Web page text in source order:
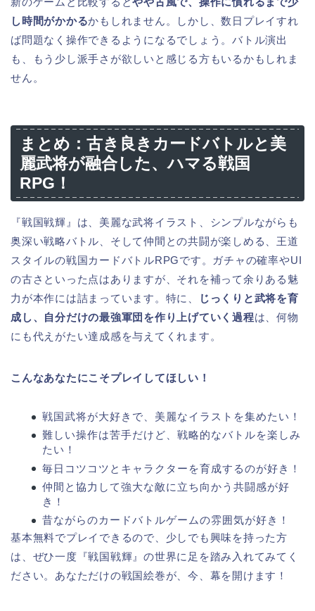
し時間がかかるかもしれません。しかし、数日プレイすれ
ば問題なく操作できるようになるでしょう。バトル演出
も、もう少し派手さが欲しいと感じる方もいるかもしれま
せん。
まとめ：古き良きカードバトルと美
麗武将が融合した、ハマる戦国
RPG！
『戦国戦輝』は、美麗な武将イラスト、シンプルながらも
奥深い戦略バトル、そして仲間との共闘が楽しめる、王道
スタイルの戦国カードバトルRPGです。ガチャの確率やUI
の古さといった点はありますが、それを補って余りある魅
力が本作には詰まっています。特に、
じっくりと武将を育
成し、自分だけの最強軍団を作り上げていく過程は、何物
にも代えがたい達成感を与えてくれます。
こんなあなたにこそプレイしてほしい！
戦国武将が大好きで、美麗なイラストを集めたい！
難しい操作は苦手だけど、戦略的なバトルを楽しみ
たい！
毎日コツコツとキャラクターを育成するのが好き！
仲間と協力して強大な敵に立ち向かう共闘感が好
き！
昔ながらのカードバトルゲームの雰囲気が好き！
基本無料でプレイできるので、少しでも興味を持った方
は、ぜひ一度『戦国戦輝』の世界に足を踏み入れてみてく
ださい。あなただけの戦国絵巻が、今、幕を開けます！